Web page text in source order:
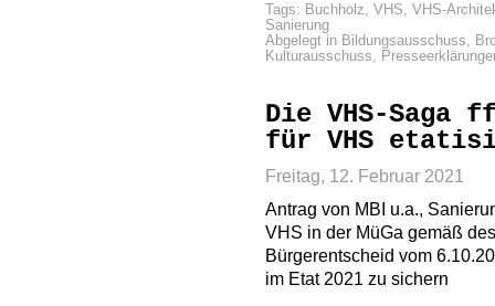
Tags: Buchholz, VHS, VHS-
Sanierung
Abgelegt in Bildungsausschuss,
Kulturausschuss,
Die VHS-
für VHS
Freitag, 12. Februar 2021
Antrag von MBI u.a.,
VHS in der MüGa gemäß
Bürgerentscheid vom
im Etat 2021 zu sichern